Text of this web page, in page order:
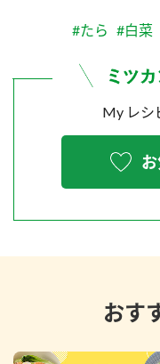
#たら #白菜
My レシ
おす